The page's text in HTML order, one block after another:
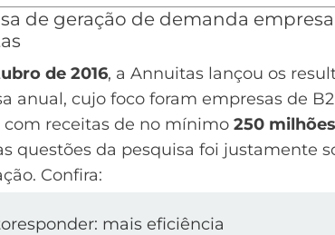
de geração de demanda
de 2016, a Annuitas lançou os
anual, cujo foco foram empresas de
com receitas de no mínimo 250
questões da pesquisa foi justamente
Confira: